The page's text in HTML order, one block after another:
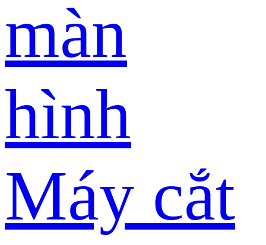
màn
hình
Máy cắt